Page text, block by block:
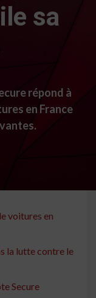
sa
répond à
en France
voitures en
la lutte contre le
Secure